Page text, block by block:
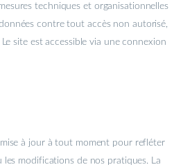
techniques et organisationnelles
contre tout accès non autorisé,
site est accessible via une connexion
à jour à tout moment pour refléter
les modifications de nos pratiques. La